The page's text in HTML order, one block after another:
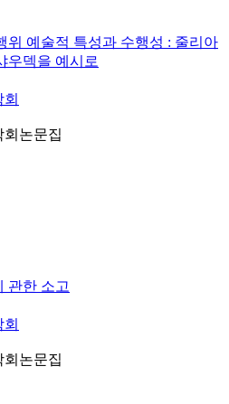
위 예술적 특성과 수행성 : 줄리아
우덱을 예시로
회논문집
관한 소고
회논문집